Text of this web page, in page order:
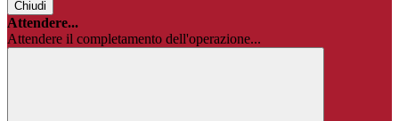
Chiudi
Attendere...
Attendere il completamento dell'operazione...